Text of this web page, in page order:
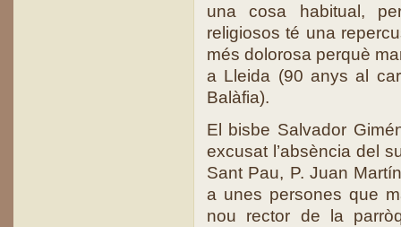
una cosa habitual,
religiosos té una
més dolorosa perquè
a Lleida (90 anys al
Balàfia).
El bisbe Salvador
excusat l’absència del
Sant Pau, P. Juan
a unes persones que
nou rector de la